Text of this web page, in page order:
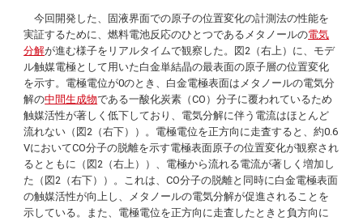
今回開発した、固液界面での原子の位置変化の計測法の性能を
実証するために、燃料電池反応のひとつであるメタノールの電気
分解が進む様子をリアルタイムで観察した。図2（右上）に、モデ
ル触媒電極として用いた白金単結晶の最表面の原子層の位置変化
を示す。電極電位が0のとき、白金電極表面はメタノールの電気分
解の中間生成物である一酸化炭素（CO）分子に覆われているため
触媒活性が著しく低下しており、電気分解に伴う電流はほとんど
流れない（図2（右下））。電極電位を正方向に走査すると、約0.6
VにおいてCO分子の脱離を示す電極表面原子の位置変化が観察され
るとともに（図2（右上））、電極から流れる電流が著しく増加し
た（図2（右下））。これは、CO分子の脱離と同時に白金電極表面
の触媒活性が向上し、メタノールの電気分解が促進されることを
示している。また、電極電位を正方向に走査したときと負方向に